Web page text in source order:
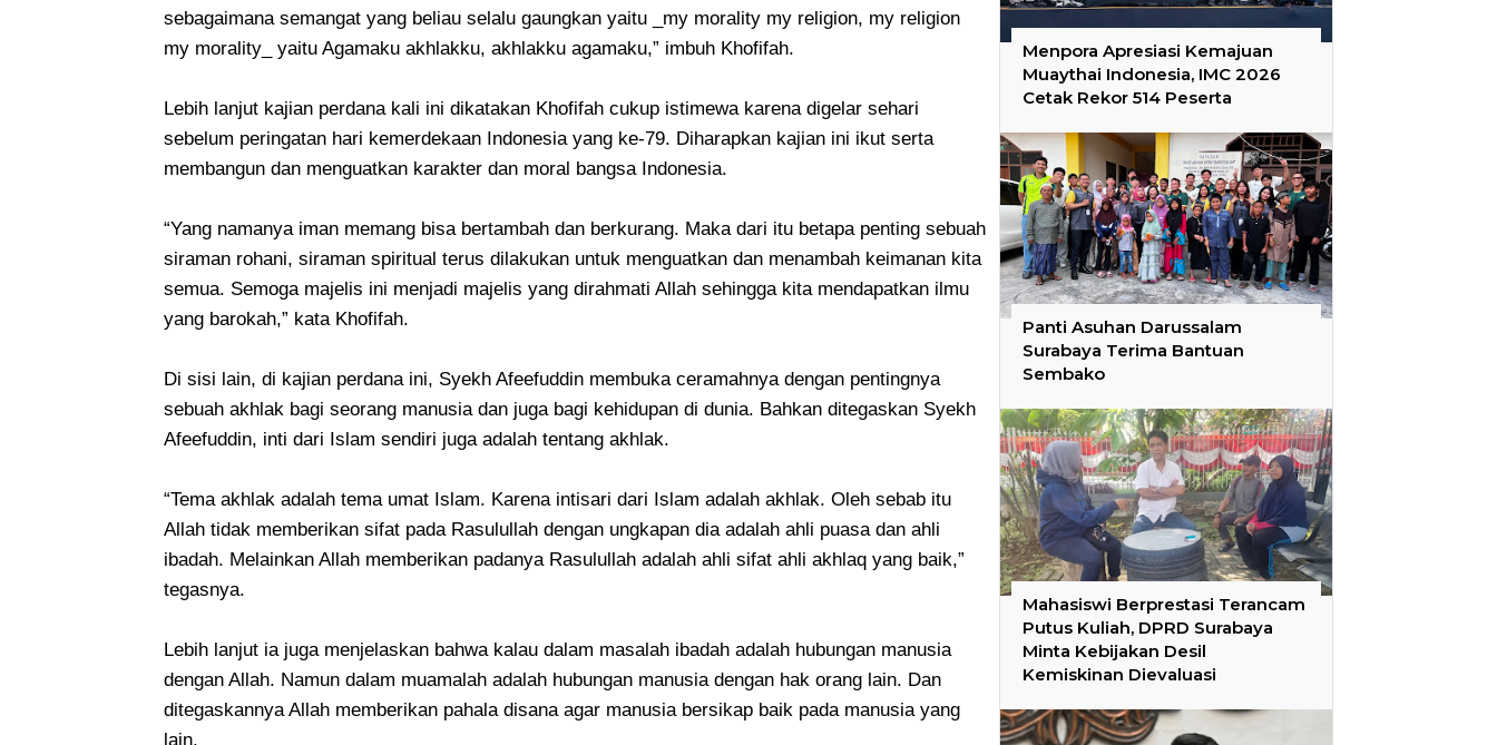
sebagaimana semangat yang beliau selalu gaungkan yaitu _my morality my religion, my religion
my morality_ yaitu Agamaku akhlakku, akhlakku agamaku,” imbuh Khofifah.
Lebih lanjut kajian perdana kali ini dikatakan Khofifah cukup istimewa karena digelar sehari
sebelum peringatan hari kemerdekaan Indonesia yang ke-79. Diharapkan kajian ini ikut serta
membangun dan menguatkan karakter dan moral bangsa Indonesia.
“Yang namanya iman memang bisa bertambah dan berkurang. Maka dari itu betapa penting sebuah
siraman rohani, siraman spiritual terus dilakukan untuk menguatkan dan menambah keimanan kita
semua. Semoga majelis ini menjadi majelis yang dirahmati Allah sehingga kita mendapatkan ilmu
yang barokah,” kata Khofifah.
Di sisi lain, di kajian perdana ini, Syekh Afeefuddin membuka ceramahnya dengan pentingnya
sebuah akhlak bagi seorang manusia dan juga bagi kehidupan di dunia. Bahkan ditegaskan Syekh
Afeefuddin, inti dari Islam sendiri juga adalah tentang akhlak.
“Tema akhlak adalah tema umat Islam. Karena intisari dari Islam adalah akhlak. Oleh sebab itu
Allah tidak memberikan sifat pada Rasulullah dengan ungkapan dia adalah ahli puasa dan ahli
ibadah. Melainkan Allah memberikan padanya Rasulullah adalah ahli sifat ahli akhlaq yang baik,”
tegasnya.
Lebih lanjut ia juga menjelaskan bahwa kalau dalam masalah ibadah adalah hubungan manusia
dengan Allah. Namun dalam muamalah adalah hubungan manusia dengan hak orang lain. Dan
ditegaskannya Allah memberikan pahala disana agar manusia bersikap baik pada manusia yang
lain.
Menpora Apresiasi Kemajuan
Muaythai Indonesia, IMC 2026
Cetak Rekor 514 Peserta
Panti Asuhan Darussalam
Surabaya Terima Bantuan
Sembako
Mahasiswi Berprestasi Terancam
Putus Kuliah, DPRD Surabaya
Minta Kebijakan Desil
Kemiskinan Dievaluasi